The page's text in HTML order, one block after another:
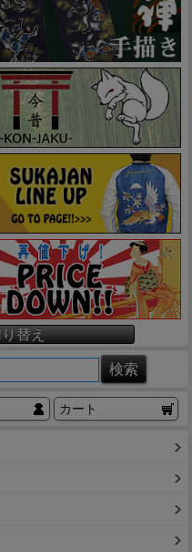
替え
カート